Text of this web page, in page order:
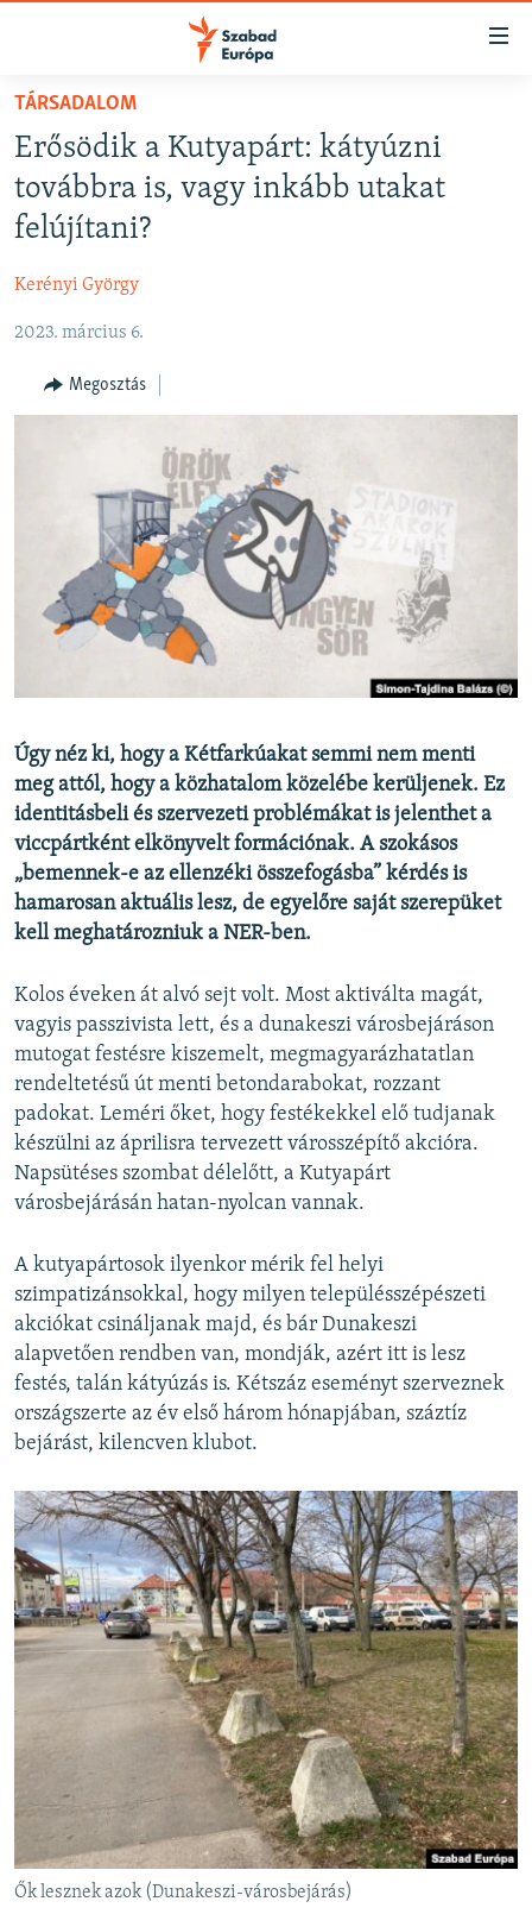
Akadálymentes
Ugrás
fő
oldalra
Ugrás
tartalomjegyzékre
NAPIRENDEN
AKTUÁLIS
PODCASTOK
ELEMZŐ
NER15
SZABADON
A PÉNZ NYOMÁBAN
EURÓPAI UNIÓ
VILÁG
KLÍMAVÁLTOZÁS
KÖVESSEN MINKET!
Valamennyi RFE/RL weboldal
TÁRSADALOM
Erősödik a Kutyapárt: kátyúzni
továbbra is, vagy inkább utakat
felújítani?
Kerényi György
2023. március 6.
Megosztás
Úgy néz ki, hogy a Kétfarkúakat semmi nem menti
meg attól, hogy a közhatalom közelébe kerüljenek. Ez
identitásbeli és szervezeti problémákat is jelenthet a
viccpártként elkönyvelt formációnak. A szokásos
„bemennek-e az ellenzéki összefogásba” kérdés is
hamarosan aktuális lesz, de egyelőre saját szerepüket
kell meghatározniuk a NER-ben.
Kolos éveken át alvó sejt volt. Most aktiválta magát,
vagyis passzivista lett, és a dunakeszi városbejáráson
mutogat festésre kiszemelt, megmagyarázhatatlan
rendeltetésű út menti betondarabokat, rozzant
padokat. Leméri őket, hogy festékekkel elő tudjanak
készülni az áprilisra tervezett városszépítő akcióra.
Napsütéses szombat délelőtt, a Kutyapárt
városbejárásán hatan-nyolcan vannak.
A kutyapártosok ilyenkor mérik fel helyi
szimpatizánsokkal, hogy milyen településszépészeti
akciókat csináljanak majd, és bár Dunakeszi
alapvetően rendben van, mondják, azért itt is lesz
festés, talán kátyúzás is. Kétszáz eseményt szerveznek
országszerte az év első három hónapjában, száztíz
bejárást, kilencven klubot.
Ők lesznek azok (Dunakeszi-városbejárás)
FELIRATKOZÁS